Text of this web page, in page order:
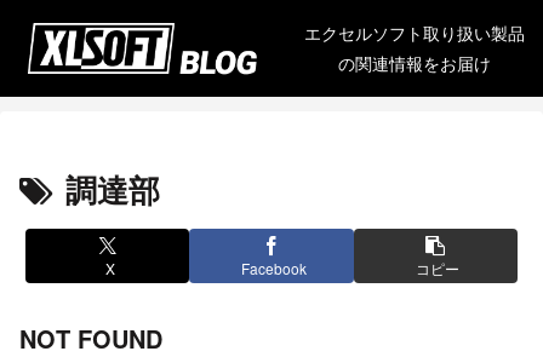
エクセルソフト取り扱い製品
の関連情報をお届け
調達部
X Facebook コピー
NOT FOUND